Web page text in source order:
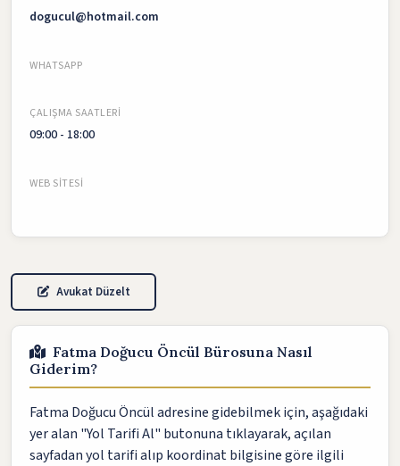
dogucul@hotmail.com
WHATSAPP
ÇALIŞMA SAATLERI
09:00 - 18:00
WEB SITESI
Avukat Düzelt
Fatma Doğucu Öncül Bürosuna Nasıl
Giderim?
Fatma Doğucu Öncül adresine gidebilmek için, aşağıdaki
yer alan "Yol Tarifi Al" butonuna tıklayarak, açılan
sayfadan yol tarifi alıp koordinat bilgisine göre ilgili